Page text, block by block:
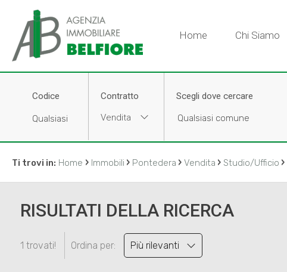
Home Chi Siamo
Codice
Contratto
Vendita
Scegli dove cercare
Ti trovi in: Home › Immobili › Pontedera › Vendita › Studio/Ufficio ›
RISULTATI DELLA RICERCA
1 trovati! Ordina per: Più rilevanti